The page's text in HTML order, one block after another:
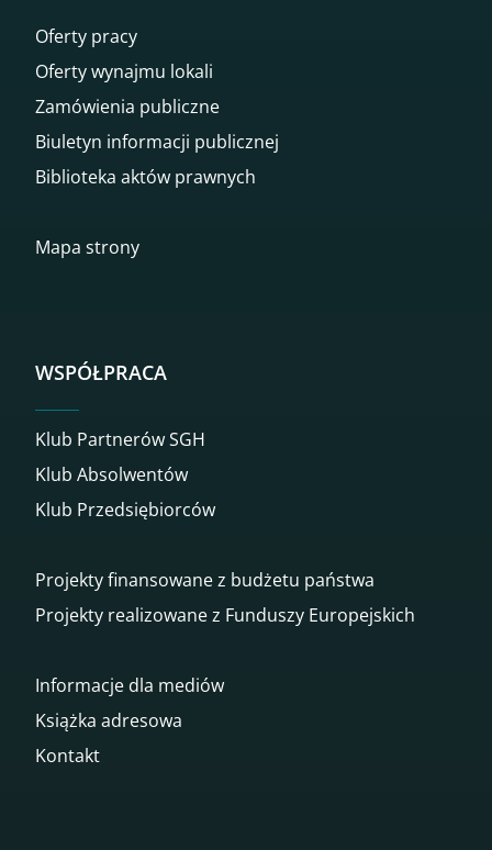
Oferty pracy
Oferty wynajmu lokali
Zamówienia publiczne
Biuletyn informacji publicznej
Biblioteka aktów prawnych
Mapa strony
WSPÓŁPRACA
Klub Partnerów SGH
Klub Absolwentów
Klub Przedsiębiorców
Projekty finansowane z budżetu państwa
Projekty realizowane z Funduszy Europejskich
Informacje dla mediów
Książka adresowa
Kontakt